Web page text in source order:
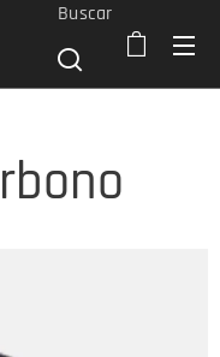
Buscar